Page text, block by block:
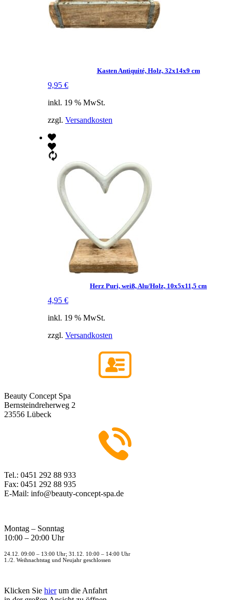
Kasten Antiquité, Holz, 32x14x9 cm
9,95 €
inkl. 19 % MwSt.
zzgl. Versandkosten
Herz Puri, weiß, Alu/Holz, 10x5x11,5 cm
4,95 €
inkl. 19 % MwSt.
zzgl. Versandkosten
Beauty Concept Spa
Bernsteindreherweg 2
23556 Lübeck
Tel.: 0451 292 88 933
Fax: 0451 292 88 935
E-Mail: info@beauty-concept-spa.de
Montag – Sonntag
10:00 – 20:00 Uhr
24.12. 09:00 – 13:00 Uhr; 31.12. 10:00 – 14:00 Uhr
1./2. Weihnachtstag und Neujahr geschlossen
Klicken Sie hierum die Anfahrt